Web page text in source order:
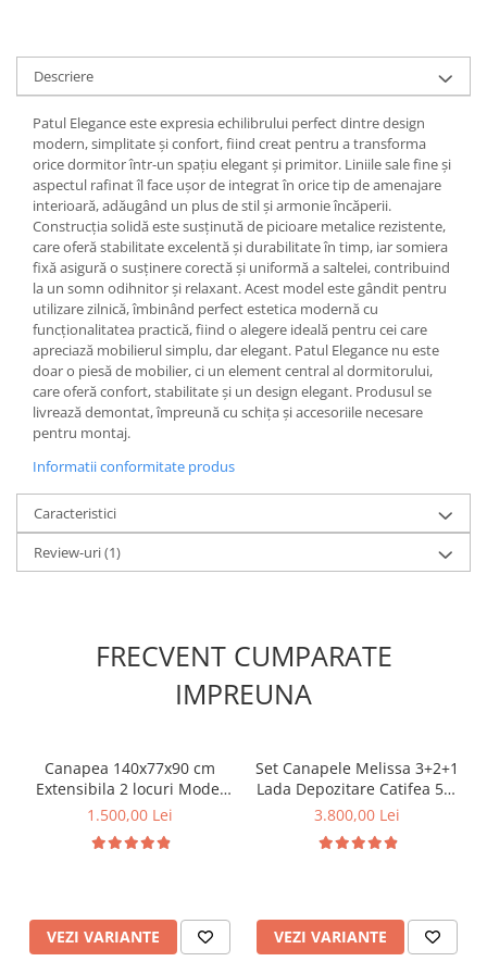
Descriere
Patul Elegance este expresia echilibrului perfect dintre design
modern, simplitate și confort, fiind creat pentru a transforma
orice dormitor într-un spațiu elegant și primitor. Liniile sale fine și
aspectul rafinat îl face ușor de integrat în orice tip de amenajare
interioară, adăugând un plus de stil și armonie încăperii.
Construcția solidă este susținută de picioare metalice rezistente,
care oferă stabilitate excelentă și durabilitate în timp, iar somiera
fixă asigură o susținere corectă și uniformă a saltelei, contribuind
la un somn odihnitor și relaxant. Acest model este gândit pentru
utilizare zilnică, îmbinând perfect estetica modernă cu
funcționalitatea practică, fiind o alegere ideală pentru cei care
apreciază mobilierul simplu, dar elegant. Patul Elegance nu este
doar o piesă de mobilier, ci un element central al dormitorului,
care oferă confort, stabilitate și un design elegant. Produsul se
livrează demontat, împreună cu schița și accesoriile necesare
pentru montaj.
Informatii conformitate produs
Caracteristici
Review-uri(1)
FRECVENT CUMPARATE
IMPREUNA
Canapea 140x77x90 cm
Extensibila 2 locuri Model
One Tapiterie Catifea Gri
1.500,00 Lei
VEZI VARIANTE
Set Canapele Melissa 3+2+1
Lada Depozitare Catifea 51-
103 Gri
3.800,00 Lei
VEZI VARIANTE